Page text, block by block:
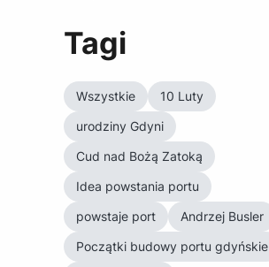
Tagi
Wszystkie
10 Luty
urodziny Gdyni
Cud nad Bożą Zatoką
Idea powstania portu
powstaje port
Andrzej Busler
Początki budowy portu gdyńskie